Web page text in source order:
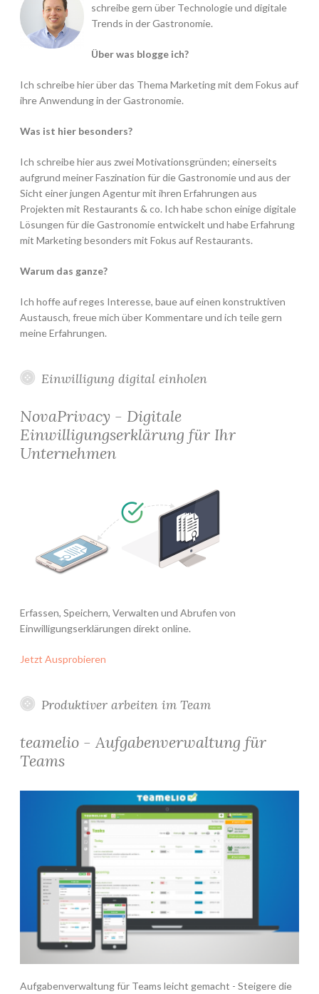
schreibe gern über Technologie und digitale
Trends in der Gastronomie.
Über was blogge ich?
Ich schreibe hier über das Thema Marketing mit dem Fokus auf
ihre Anwendung in der Gastronomie.
Was ist hier besonders?
Ich schreibe hier aus zwei Motivationsgründen; einerseits
aufgrund meiner Faszination für die Gastronomie und aus der
Sicht einer jungen Agentur mit ihren Erfahrungen aus
Projekten mit Restaurants & co. Ich habe schon einige digitale
Lösungen für die Gastronomie entwickelt und habe Erfahrung
mit Marketing besonders mit Fokus auf Restaurants.
Warum das ganze?
Ich hoffe auf reges Interesse, baue auf einen konstruktiven
Austausch, freue mich über Kommentare und ich teile gern
meine Erfahrungen.
Einwilligung digital einholen
NovaPrivacy - Digitale
Einwilligungserklärung für Ihr
Unternehmen
Erfassen, Speichern, Verwalten und Abrufen von
Einwilligungserklärungen direkt online.
Jetzt Ausprobieren
Produktiver arbeiten im Team
teamelio - Aufgabenverwaltung für
Teams
Aufgabenverwaltung für Teams leicht gemacht - Steigere die